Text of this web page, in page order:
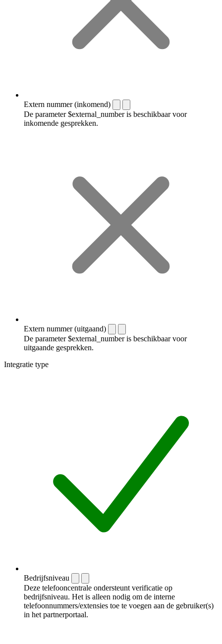
Extern nummer (inkomend)
De parameter $external_number is beschikbaar voor
inkomende gesprekken.
Extern nummer (uitgaand)
De parameter $external_number is beschikbaar voor
uitgaande gesprekken.
Integratie type
Bedrijfsniveau
Deze telefooncentrale ondersteunt verificatie op
bedrijfsniveau. Het is alleen nodig om de interne
telefoonnummers/extensies toe te voegen aan de gebruiker(s)
in het partnerportaal.